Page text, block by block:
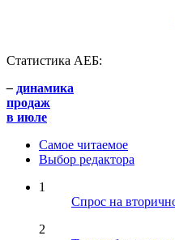
Статистика АЕБ:
– динамика
продаж
в июле
Самое читаемое
Выбор редактора
1
Спрос на
2